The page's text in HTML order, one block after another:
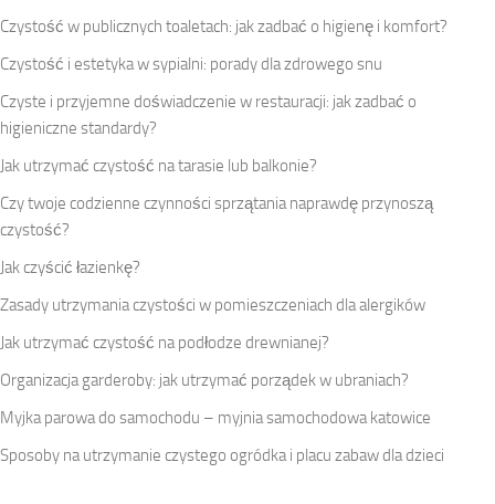
Czystość w publicznych toaletach: jak zadbać o higienę i komfort?
Czystość i estetyka w sypialni: porady dla zdrowego snu
Czyste i przyjemne doświadczenie w restauracji: jak zadbać o
higieniczne standardy?
Jak utrzymać czystość na tarasie lub balkonie?
Czy twoje codzienne czynności sprzątania naprawdę przynoszą
czystość?
Jak czyścić łazienkę?
Zasady utrzymania czystości w pomieszczeniach dla alergików
Jak utrzymać czystość na podłodze drewnianej?
Organizacja garderoby: jak utrzymać porządek w ubraniach?
Myjka parowa do samochodu – myjnia samochodowa katowice
Sposoby na utrzymanie czystego ogródka i placu zabaw dla dzieci